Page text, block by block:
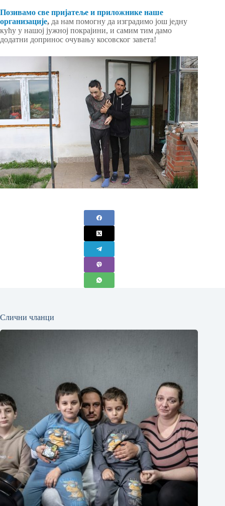
Позивамо све пријатеље и приложнике наше
организације, да нам помогну да изградимо још једну
кућу у нашој јужној покрајини, и самим тим дамо
додатни допринос очувању косовског завета!
Слични чланци